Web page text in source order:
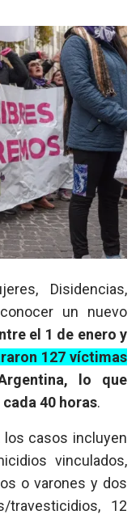
Disidencias,
un nuevo
el 1 de enero y
127 víctimas
lo que
40 horas.
los casos incluyen
vinculados,
o varones y dos
12